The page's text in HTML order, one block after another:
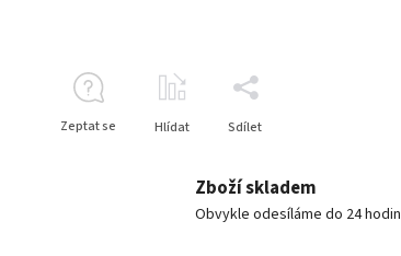
Zeptat se Hlídat Sdílet
Zboží skladem
Obvykle odesíláme do 24 hodin